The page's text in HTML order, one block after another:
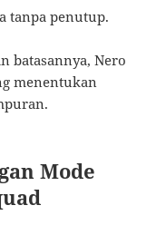
tanpa penutup.
batasannya, Nero
menentukan
Mode